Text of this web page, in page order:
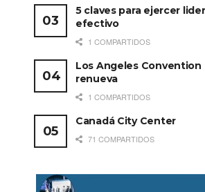
5 claves para ejercer
efectivo
1 COMPARTIDOS
Los Angeles Convention
renueva
1 COMPARTIDOS
Canadá City Center
71 COMPARTIDOS